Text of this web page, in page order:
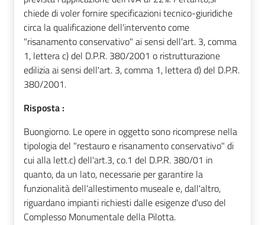
chiede di voler fornire specificazioni tecnico-giuridiche
circa la qualificazione dell'intervento come
"risanamento conservativo" ai sensi dell'art. 3, comma
1, lettera c) del D.P.R. 380/2001 o ristrutturazione
edilizia ai sensi dell'art. 3, comma 1, lettera d) del D.P.R.
380/2001.
Risposta :
Buongiorno. Le opere in oggetto sono ricomprese nella
tipologia del "restauro e risanamento conservativo" di
cui alla lett.c) dell'art.3, co.1 del D.P.R. 380/01 in
quanto, da un lato, necessarie per garantire la
funzionalità dell'allestimento museale e, dall'altro,
riguardano impianti richiesti dalle esigenze d'uso del
Complesso Monumentale della Pilotta.